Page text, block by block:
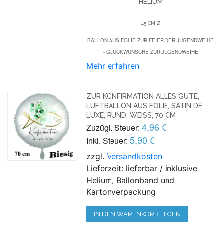
HELIUM
45 CM Ø
BALLON AUS FOLIE ZUR FEIER DER JUGENDWEIHE
- GLÜCKWÜNSCHE ZUR JUGENDWEIHE
Mehr erfahren
ZUR KONFIRMATION ALLES GUTE,
LUFTBALLON AUS FOLIE, SATIN DE
LUXE, RUND, WEISS, 70 CM
Zuzügl. Steuer: 4,96 €
Inkl. Steuer: 5,90 €
zzgl.Versandkosten
Lieferzeit: lieferbar / inklusive
Helium, Ballonband und
Kartonverpackung
IN DEN WARENKORB LEGEN